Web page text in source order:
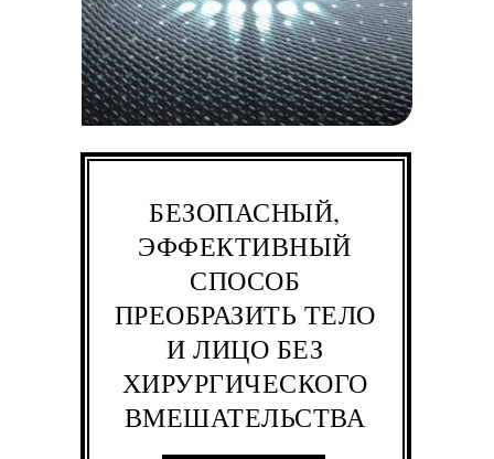
БЕЗОПАСНЫЙ,
ЭФФЕКТИВНЫЙ
СПОСОБ
ПРЕОБРАЗИТЬ ТЕЛО
И ЛИЦО БЕЗ
ХИРУРГИЧЕСКОГО
ВМЕШАТЕЛЬСТВА